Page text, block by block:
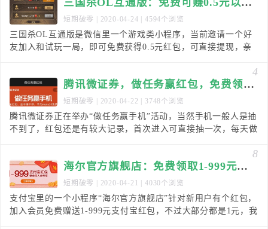
三国杀OL互通版：免费可赚0.5元以上！
短期破零 | 2020-04-24 | 4594个浏览
三国杀OL互通版是微信里一个游戏类小程序，当前邀请一个好
友加入和试玩一局，即可免费获得0.5元红包，可直接提现，亲
4
腾讯微证券，做任务赢红包，免费领取0.36元！
短期破零 | 2020-04-22 | 3748个浏览
腾讯微证券正在举办“做任务赢手机”活动，当然手机一般人是抽
不到了，红包还是有较大记录，首次进入可直接抽一次，每天做
8
海尔官方旗舰店：免费领取1-999元红包！
短期破零 | 2020-04-21 | 4030个浏览
支付宝里的一个小程序“海尔官方旗舰店”针对新用户有个红包，
加入会员免费赠送1-999元支付宝红包，不过大部分都是1元，我